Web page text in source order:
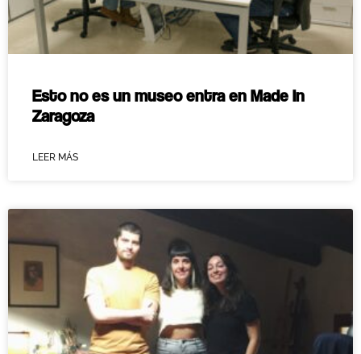
Esto no es un museo entra en Made In
Zaragoza
LEER MÁS